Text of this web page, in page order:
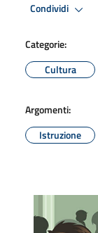
Condividi
Categorie:
Cultura
Argomenti:
Istruzione